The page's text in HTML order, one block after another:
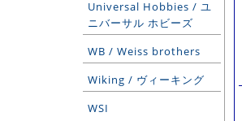
Universal Hobbies / ユ
ニバーサル ホビーズ
WB / Weiss brothers
Wiking / ヴィーキング
WSI